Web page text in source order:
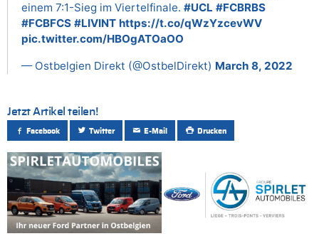
einem 7:1-Sieg im Viertelfinale. #UCL #FCBRBS
#FCBFCS #LIVINT https://t.co/qWzYzcevWV
pic.twitter.com/HBOgATOaOO
— Ostbelgien Direkt (@OstbelDirekt) March 8, 2022
Jetzt Artikel teilen!
Facebook Twitter E-Mail Drucken